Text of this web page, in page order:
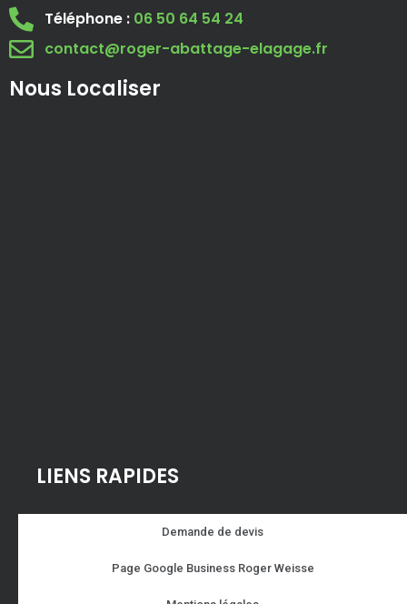
Téléphone : 06 50 64 54 24
contact@roger-abattage-elagage.fr
Nous Localiser
LIENS RAPIDES
Demande de devis
Page Google Business Roger Weisse